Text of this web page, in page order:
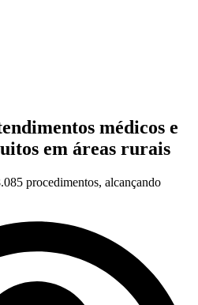
médicos e
em áreas rurais
procedimentos, alcançando